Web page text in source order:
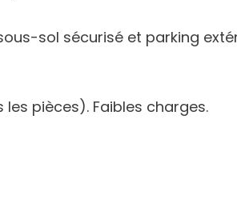
sol sécurisé et parking
pièces). Faibles charges.